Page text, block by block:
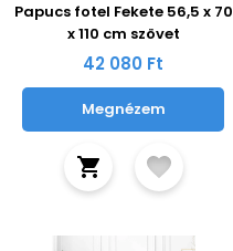
Papucs fotel Fekete 56,5 x 70
x 110 cm szövet
42 080 Ft
Megnézem